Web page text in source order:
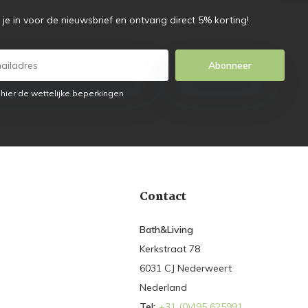
je in voor de nieuwsbrief en ontvang direct 5% korting!
Abonneer
de wettelijke beperkingen
Contact
Bath&Living
Kerkstraat 78
6031 CJ Nederweert
Nederland